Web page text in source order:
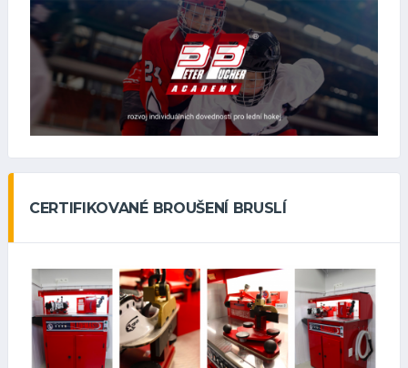
CERTIFIKOVANÉ BROUŠENÍ BRUSLÍ